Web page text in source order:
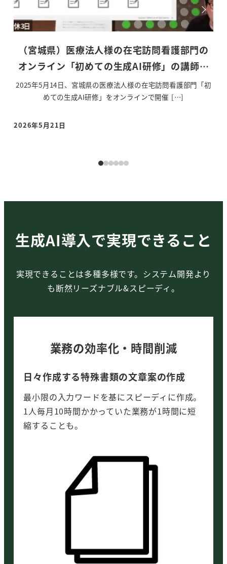
（愛知県）訪問看護ステーション様の生成AI
研修の講師を務めました
愛知県豊橋市の訪問看護ステーションの幹部看護師様を対象と
した生成AI研修を実施させていただきました。 […]
投稿日
2026年4月25日
生成AI導入で実現できること
実現できることは多種多様です。システム開発より
も断然リーズナブル&スピーディ。
業務の効率化・時間削減
日々作成する特殊書類の文章案の作成
最小限の入力ワードを基にスピーディに作成。
1人毎月10時間かかっていた業務が1時間に短
縮することも。